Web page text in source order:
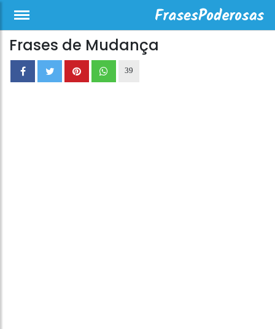
Frases de Mudança
39